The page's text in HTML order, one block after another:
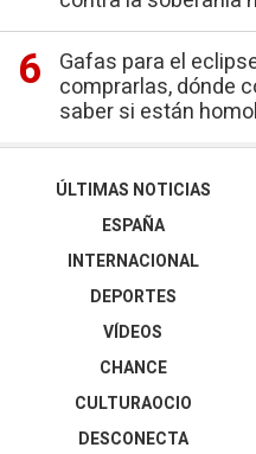
Gafas para el
comprarlas, dónde
saber si están
ÚLTIMAS NOTICIAS
ESPAÑA
INTERNACIONAL
DEPORTES
VÍDEOS
CHANCE
CULTURAOCIO
DESCONECTA